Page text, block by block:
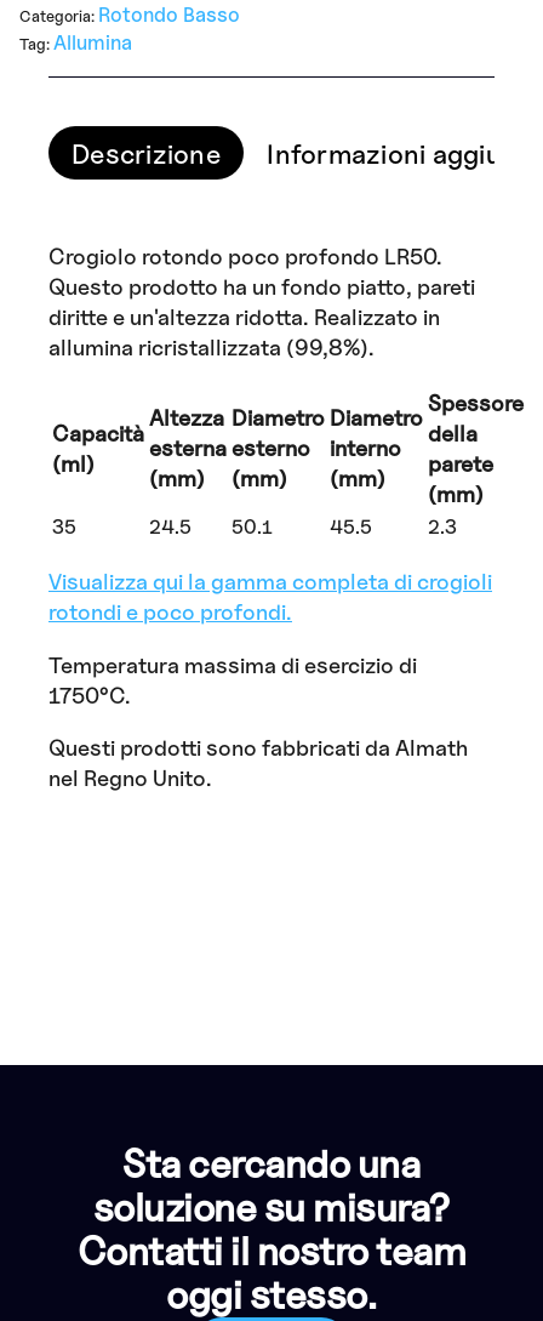
Categoria: Rotondo Basso
Tag: Allumina
Descrizione Informazioni
Crogiolo rotondo poco profondo LR50.
Questo prodotto ha un fondo piatto, pareti
diritte e un'altezza ridotta. Realizzato in
allumina ricristallizzata (99,8%).
Capacità
(ml)
Altezza
esterna
(mm)
Diametro
esterno
(mm)
Diametro
interno
(mm)
Spessore
della
parete
(mm)
35 24.5 50.1 45.5 2.3
Visualizza qui la gamma completa di crogioli
rotondi e poco profondi.
Temperatura massima di esercizio di
1750°C.
Questi prodotti sono fabbricati da Almath
nel Regno Unito.
Sta cercando una
soluzione su misura?
Contatti il nostro team
oggi stesso.